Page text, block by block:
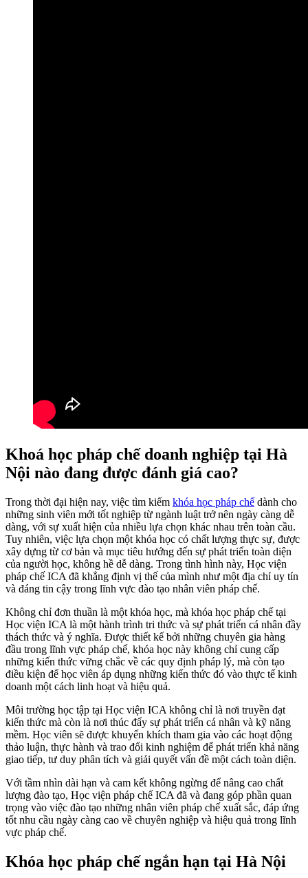
Khoá học pháp chế doanh nghiệp tại Hà
Nội nào đang được đánh giá cao?
Trong thời đại hiện nay, việc tìm kiếm khóa học pháp chế dành cho
những sinh viên mới tốt nghiệp từ ngành luật trở nên ngày càng dễ
dàng, với sự xuất hiện của nhiều lựa chọn khác nhau trên toàn cầu.
Tuy nhiên, việc lựa chọn một khóa học có chất lượng thực sự, được
xây dựng từ cơ bản và mục tiêu hướng đến sự phát triển toàn diện
của người học, không hề dễ dàng. Trong tình hình này, Học viện
pháp chế ICA đã khẳng định vị thế của mình như một địa chỉ uy tín
và đáng tin cậy trong lĩnh vực đào tạo nhân viên pháp chế.
Không chỉ đơn thuần là một khóa học, mà khóa học pháp chế tại
Học viện ICA là một hành trình tri thức và sự phát triển cá nhân đầy
thách thức và ý nghĩa. Được thiết kế bởi những chuyên gia hàng
đầu trong lĩnh vực pháp chế, khóa học này không chỉ cung cấp
những kiến thức vững chắc về các quy định pháp lý, mà còn tạo
điều kiện để học viên áp dụng những kiến thức đó vào thực tế kinh
doanh một cách linh hoạt và hiệu quả.
Môi trường học tập tại Học viện ICA không chỉ là nơi truyền đạt
kiến thức mà còn là nơi thúc đẩy sự phát triển cá nhân và kỹ năng
mềm. Học viên sẽ được khuyến khích tham gia vào các hoạt động
thảo luận, thực hành và trao đổi kinh nghiệm để phát triển khả năng
giao tiếp, tư duy phân tích và giải quyết vấn đề một cách toàn diện.
Với tầm nhìn dài hạn và cam kết không ngừng để nâng cao chất
lượng đào tạo, Học viện pháp chế ICA đã và đang góp phần quan
trọng vào việc đào tạo những nhân viên pháp chế xuất sắc, đáp ứng
tốt nhu cầu ngày càng cao về chuyên nghiệp và hiệu quả trong lĩnh
vực pháp chế.
Khóa học pháp chế ngắn hạn tại Hà Nội